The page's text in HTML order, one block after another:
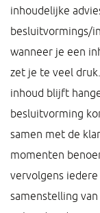
inhoudelijke
besluitvormings/
wanneer je een
zet je te veel
inhoud blijft
besluitvorming
samen met de
momenten
vervolgens
samenstelling